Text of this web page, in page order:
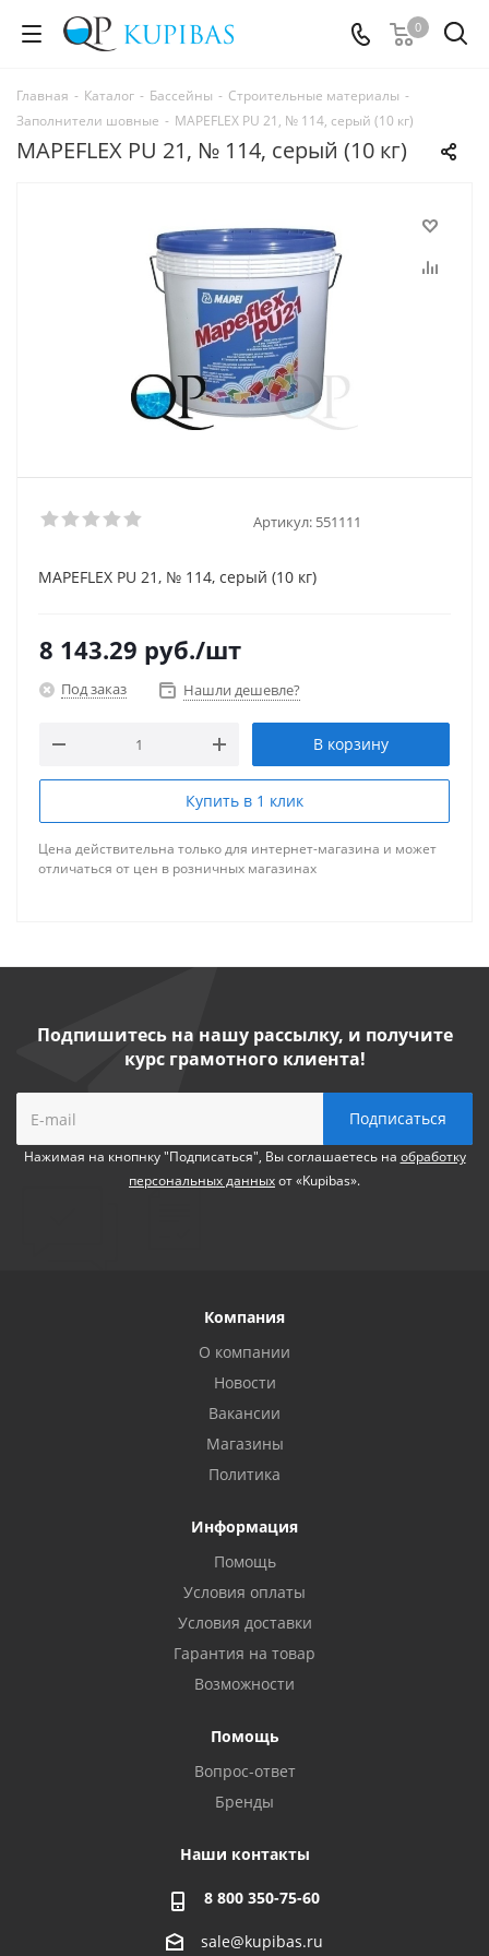
0
Главная - Каталог - Бассейны - Строительные материалы -
Заполнители шовные - MAPEFLEX PU 21, № 114, серый (10 кг)
MAPEFLEX PU 21, № 114, серый (10 кг)
Артикул: 551111
MAPEFLEX PU 21, № 114, серый (10 кг)
8 143.29 руб./шт
Под заказ Нашли дешевле?
В корзину
Купить в 1 клик
Цена действительна только для интернет-магазина и может
отличаться от цен в розничных магазинах
Подпишитесь на нашу рассылку, и получите
курс грамотного клиента!
Нажимая на кнопнку "Подписаться", Вы соглашаетесь на обработку
персональных данныхот «Kupibas».
Компания
О компании
Новости
Вакансии
Магазины
Политика
Информация
Помощь
Условия оплаты
Условия доставки
Гарантия на товар
Возможности
Помощь
Вопрос-ответ
Бренды
Наши контакты
8 800 350-75-60
sale@kupibas.ru